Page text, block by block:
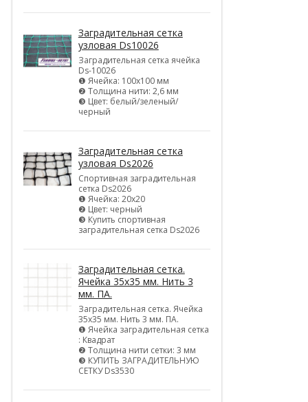
Заградительная сетка
узловая Ds10026
Заградительная сетка ячейка
Ds-10026
❶ Ячейка: 100х100 мм
❷ Толщина нити: 2,6 мм
❸ Цвет: белый/зеленый/
черный
Заградительная сетка
узловая Ds2026
Спортивная заградительная
сетка Ds2026
❶ Ячейка: 20х20
❷ Цвет: черный
❸ Купить спортивная
заградительная сетка Ds2026
Заградительная сетка.
Ячейка 35х35 мм. Нить 3
мм. ПА.
Заградительная сетка. Ячейка
35х35 мм. Нить 3 мм. ПА.
❶ Ячейка заградительная сетка
: Квадрат
❷ Толщина нити сетки: 3 мм
❸ КУПИТЬ ЗАГРАДИТЕЛЬНУЮ
СЕТКУ Ds3530